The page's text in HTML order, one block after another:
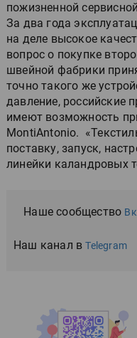
пожизненной
За два года
на деле высокое
вопрос о покупке
швейной фабрики
точно такого же
давление, российские
имеют возможность
MontiAntonio.
поставку, запуск,
линейки каландровых
Наше сообщество
Наш канал вTelegram